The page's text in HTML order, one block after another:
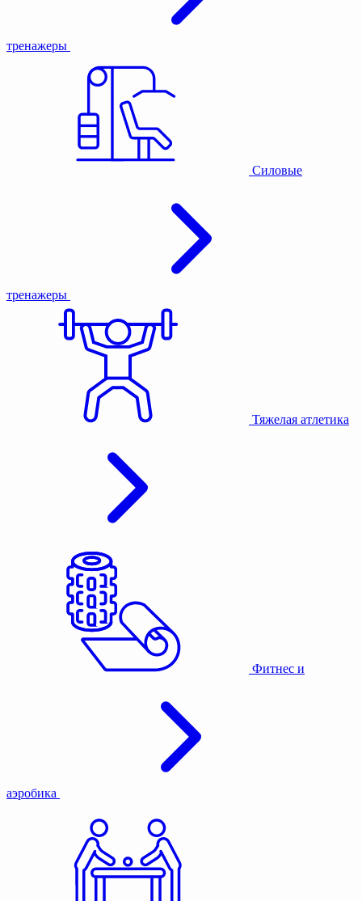
тренажеры
Силовые
тренажеры
Тяжелая атлетика
Фитнес и
аэробика